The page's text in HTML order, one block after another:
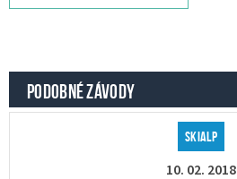
PODOBNÉ ZÁVODY
Skialp
10. 02. 2018